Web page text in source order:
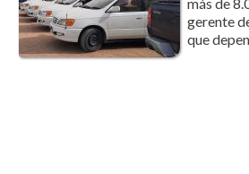
gerente
que